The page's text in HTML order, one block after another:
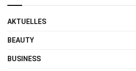
AKTUELLES
BEAUTY
BUSINESS